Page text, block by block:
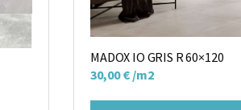
MADOX IO GRIS R 60×120
30,00€ /m2